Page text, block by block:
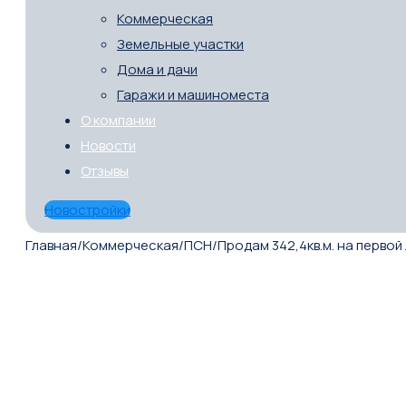
Коммерческая
Земельные участки
Дома и дачи
Гаражи и машиноместа
О компании
Новости
Отзывы
Новостройки
Главная/Коммерческая/ПСН/Продам 342,4кв.м. на первой